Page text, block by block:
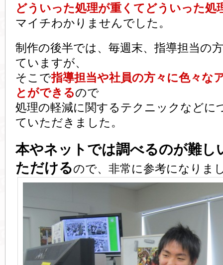
どういった処理が重くてどういった処
マイチわかりませんでした。
制作の後半では、毎週末、指導担当の
ていますが、
そこで指導担当や社員の方々に色々な
とができるので
処理の軽減に関するテクニックなどに
ていただきました。
本やネットでは調べるのが難し
ただけるので、非常に参考になりま